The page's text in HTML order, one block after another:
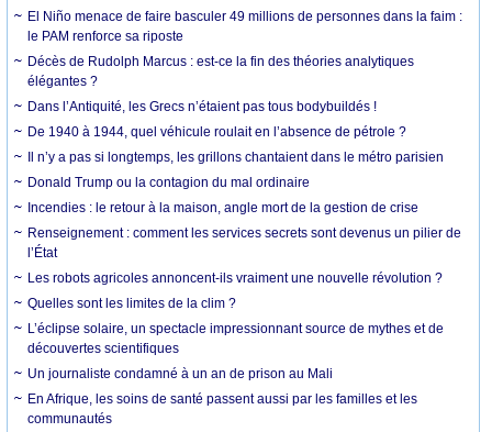
El Niño menace de faire basculer 49 millions de personnes dans la faim :
le PAM renforce sa riposte
Décès de Rudolph Marcus : est-ce la fin des théories analytiques
élégantes ?
Dans l’Antiquité, les Grecs n’étaient pas tous bodybuildés !
De 1940 à 1944, quel véhicule roulait en l’absence de pétrole ?
Il n’y a pas si longtemps, les grillons chantaient dans le métro parisien
Donald Trump ou la contagion du mal ordinaire
Incendies : le retour à la maison, angle mort de la gestion de crise
Renseignement : comment les services secrets sont devenus un pilier de
l’État
Les robots agricoles annoncent-ils vraiment une nouvelle révolution ?
Quelles sont les limites de la clim ?
L’éclipse solaire, un spectacle impressionnant source de mythes et de
découvertes scientifiques
Un journaliste condamné à un an de prison au Mali
En Afrique, les soins de santé passent aussi par les familles et les
communautés